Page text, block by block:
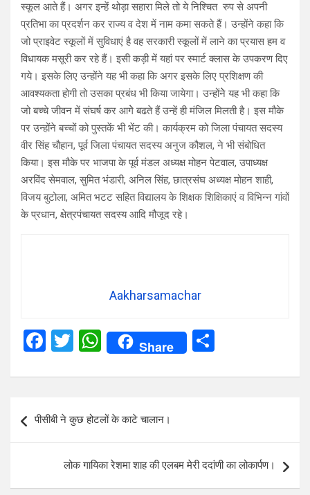
स्कूल आते हैं। अगर इन्हें थोड़ा सहारा मिले तो ये निश्चित रुप से अपनी
प्रतिभा का प्रदर्शन कर राज्य व देश में नाम कमा सकते हैं। उन्होंने कहा कि
जो प्राइवेट स्कूलों में सुविधाएं है वह सरकारी स्कूलों में लाने का प्रयास हम व
विधायक मसूरी कर रहे हैं। इसी कड़ी में यहां पर स्मार्ट क्लास के उपकरण दिए
गये। इसके लिए उन्होंने यह भी कहा कि अगर इसके लिए प्रशिक्षण की
आवश्यकता होगी तो उसका प्रबंध भी किया जायेगा। उन्होंनेे यह भी कहा कि
जो बच्चे जीवन में संघर्ष कर आगेे बढते हैं उन्हें ही मंजिल मिलती है। इस मौके
पर उन्होंने बच्चों को पुस्तकें भी भेंट की। कार्यक्रम को जिला पंचायत सदस्य
वीर सिंह चौहान, पूर्व जिला पंचायत सदस्य अनुज कौशल, ने भी संबोधित
किया। इस मौके पर भाजपा के पूर्व मंडल अध्यक्ष मोहन पेटवाल, उपाध्यक्ष
अरविंद सेमवाल, सुमित भंडारी, अनिल सिंह, छात्रसंघ अध्यक्ष मोहन शाही,
विजय बुटोला, अमित भटट सहित विद्यालय के शिक्षक शिक्षिकाएं व विभिन्न गांवों
के प्रधान, क्षेत्रपंचायत सदस्य आदि मौजूद रहे।
Aakharsamachar
F
ce
b
o
o
T
tt
er
W
h
at
s
A
p
p
Share
ar
navigation
पीसीबी ने कुछ होटलों के काटे चालान।
लोक गायिका रेशमा शाह की एलबम मेरी ददांणी का लोकार्पण।